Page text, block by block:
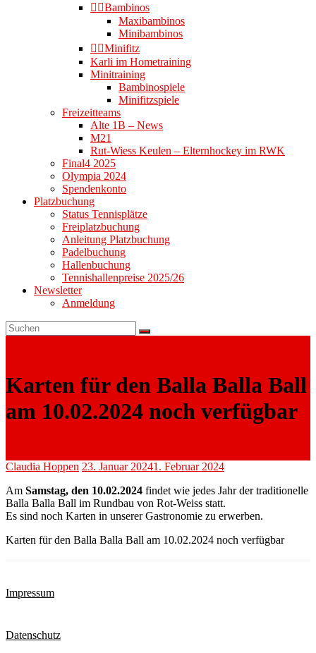
👉🏻Bambinos
Maxibambinos
Minibambinos
👉🏻Minifitz
Karli im Hometraining
Minitraining
Bambinospiele
Minifitzspiele
Freizeitteams
Alte 1B – News
M21
Rut-Wiess Keulen – Elternhockey im RWK
Final4 2025
Olympia 2024
Spendenkonto
Platzbuchung
Status Tennisplätze
Freiplatzbuchung
Anleitung Platzbuchung
Padelbuchung
Hallenbuchung
Tennishallenpreise 2025/26
Newsletter
Anmeldung
Karten für den Balla Balla Ball
am 10.02.2024 noch verfügbar
Claudia Hoppen 23. Januar 20241. Februar 2024
Am Samstag, den 10.02.2024 findet wie jedes Jahr der traditionelle
Balla Balla Ball im Rundbau von Rot-Weiss statt.
Es sind noch Karten in unserer Gastronomie zu erwerben.
Karten für den Balla Balla Ball am 10.02.2024 noch verfügbar
Impressum
Datenschutz